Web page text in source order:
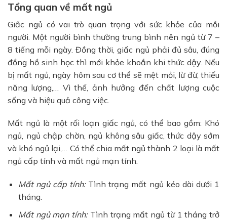
Tổng quan về mất ngủ
Giấc ngủ có vai trò quan trọng với sức khỏe của mỗi
người. Một người bình thường trung bình nên ngủ từ 7 –
8 tiếng mỗi ngày. Đồng thời, giấc ngủ phải đủ sâu, đúng
đồng hồ sinh học thì mới khỏe khoắn khi thức dậy. Nếu
bị mất ngủ, ngày hôm sau cơ thể sẽ mệt mỏi, lừ đừ, thiếu
năng lượng,… Vì thế, ảnh hưởng đến chất lượng cuộc
sống và hiệu quả công việc.
Mất ngủ là một rối loạn giấc ngủ, có thể bao gồm: Khó
ngủ, ngủ chập chờn, ngủ không sâu giấc, thức dậy sớm
và khó ngủ lại,… Có thể chia mất ngủ thành 2 loại là mất
ngủ cấp tính và mất ngủ mạn tính.
Mất ngủ cấp tính: Tình trạng mất ngủ kéo dài dưới 1
tháng.
Mất ngủ mạn tính:Tình trạng mất ngủ từ 1 tháng trở